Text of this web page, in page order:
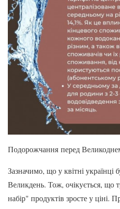
Подорожчання перед
Зазначимо, що у квітні українці
Великдень. Тож, очікується, що
набір" продуктів зросте у ціні.